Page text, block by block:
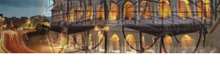
Ristorante E Bar
Meeting
Dove Siamo